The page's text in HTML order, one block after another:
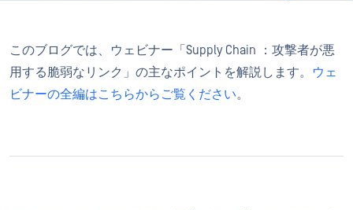
このブログでは、ウェビナー「Supply Chain ：攻撃者が悪
用する脆弱なリンク」の主なポイントを解説します。
ウェ
ビナーの全編はこちらからご覧ください。